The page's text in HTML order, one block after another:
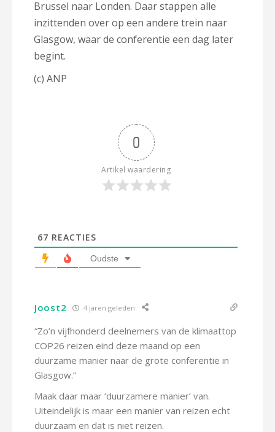
Brussel naar Londen. Daar stappen alle
inzittenden over op een andere trein naar
Glasgow, waar de conferentie een dag later
begint.
(c) ANP
0
Artikel waardering
67 REACTIES
Oudste
Joost2 4 jaren geleden
“Zo’n vijfhonderd deelnemers van de klimaattop
COP26 reizen eind deze maand op een
duurzame manier naar de grote conferentie in
Glasgow.”
Maak daar maar ‘duurzamere manier’ van.
Uiteindelijk is maar een manier van reizen echt
duurzaam en dat is niet reizen.